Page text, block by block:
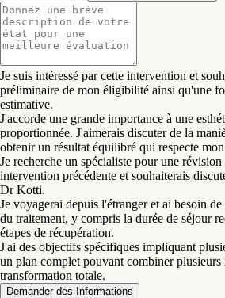
Filler Lèvres & Augmentation Labiale
Lipofilling du Visage
Lifting du milieu du visage
Otoplastie (Correction des Oreilles)
Rajeunissement péri-oculaire
Profiloplastie — Contouring Facial Non-
Rhinoplastie (Chirurgie du Nez)
Abdominoplastie
Lifting du Bas du Corps (Belt Lipectomy)
Je suis intéressé par cette intervention et
préliminaire de mon éligibilité ainsi qu'une
estimative.
J'accorde une grande importance à une
proportionnée. J'aimerais discuter de la
obtenir un résultat équilibré qui respecte
Je recherche un spécialiste pour une
intervention précédente et souhaiterais
Dr Kotti.
Je voyagerai depuis l'étranger et ai besoin
du traitement, y compris la durée de séjour
étapes de récupération.
J'ai des objectifs spécifiques impliquant
un plan complet pouvant combiner
transformation totale.
Demander des Informations